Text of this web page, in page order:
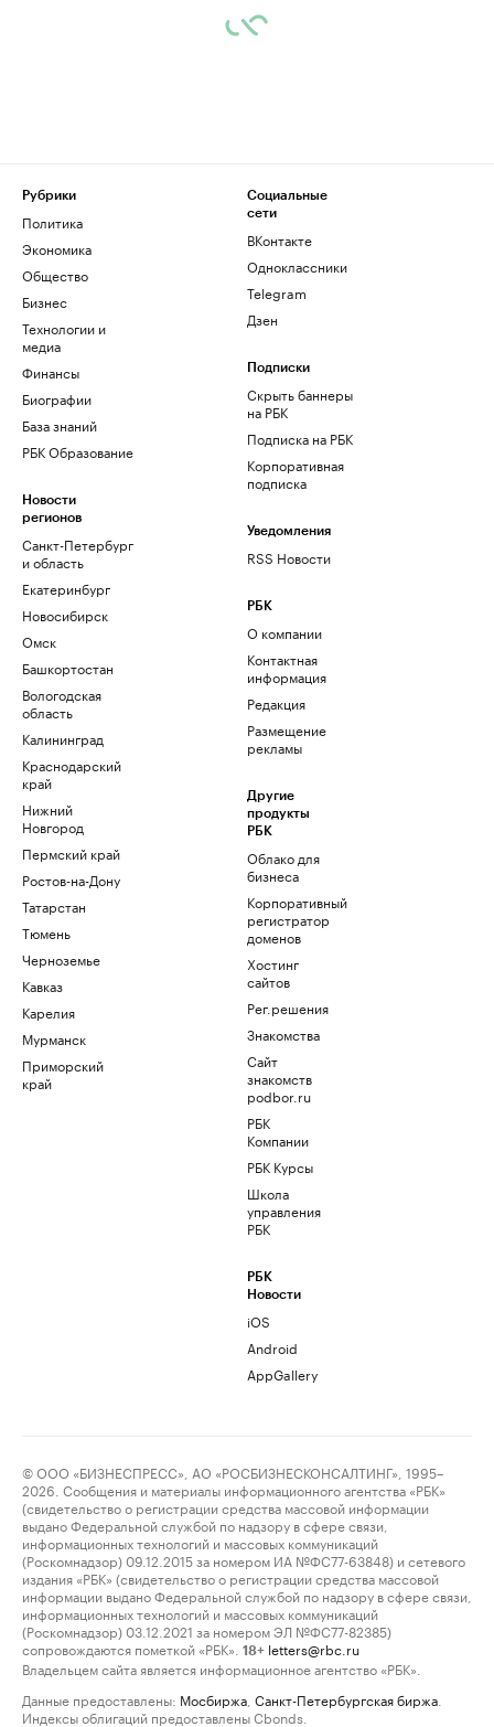
Рубрики
Политика
Экономика
Общество
Бизнес
Технологии и
медиа
Финансы
Биографии
База знаний
РБК Образование
Новости
регионов
Санкт-Петербург
и область
Екатеринбург
Новосибирск
Омск
Башкортостан
Вологодская
область
Калининград
Краснодарский
край
Нижний
Новгород
Пермский край
Ростов-на-Дону
Татарстан
Тюмень
Черноземье
Кавказ
Карелия
Мурманск
Приморский
край
Социальные
сети
ВКонтакте
Одноклассники
Telegram
Дзен
Подписки
Скрыть баннеры
на РБК
Подписка на РБК
Корпоративная
подписка
Уведомления
RSS Новости
РБК
О компании
Контактная
информация
Редакция
Размещение
рекламы
Другие
продукты
РБК
Облако для
бизнеса
Корпоративный
регистратор
доменов
Хостинг
сайтов
Рег.решения
Знакомства
Сайт
знакомств
podbor.ru
РБК
Компании
РБК Курсы
Школа
управления
РБК
РБК
Новости
iOS
Android
AppGallery
© ООО «БИЗНЕСПРЕСС», АО «РОСБИЗНЕСКОНСАЛТИНГ», 1995–
2026. Сообщения и материалы информационного агентства «РБК»
(свидетельство о регистрации средства массовой информации
выдано Федеральной службой по надзору в сфере связи,
информационных технологий и массовых коммуникаций
(Роскомнадзор) 09.12.2015 за номером ИА №ФС77-63848) и сетевого
издания «РБК» (свидетельство о регистрации средства массовой
информации выдано Федеральной службой по надзору в сфере связи,
информационных технологий и массовых коммуникаций
(Роскомнадзор) 03.12.2021 за номером ЭЛ №ФС77-82385)
сопровождаются пометкой «РБК».
18+ letters@rbc.ru
Владельцем сайта является информационное агентство «РБК».
Данные предоставлены: Мосбиржа Санкт-Петербургская биржа
Индексы облигаций предоставлены Cbonds.